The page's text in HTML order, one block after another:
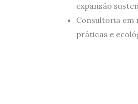
expansão
Consultoria em
práticas e